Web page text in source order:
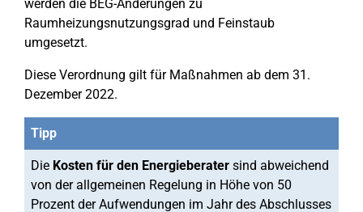
werden die BEG-Änderungen zu
Raumheizungsnutzungsgrad und Feinstaub
umgesetzt.
Diese Verordnung gilt für Maßnahmen ab dem 31.
Dezember 2022.
Tipp
Die Kosten für den Energieberater sind abweichend
von der allgemeinen Regelung in Höhe von 50
Prozent der Aufwendungen im Jahr des Abschlusses